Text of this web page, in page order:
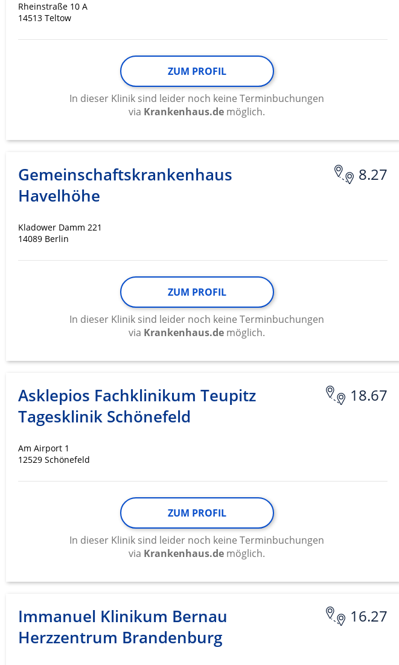
Rheinstraße 10 A
14513 Teltow
ZUM PROFIL
In dieser Klinik sind leider noch keine Terminbuchungen
via Krankenhaus.de möglich.
8.27
Gemeinschaftskrankenhaus
Havelhöhe
Kladower Damm 221
14089 Berlin
ZUM PROFIL
In dieser Klinik sind leider noch keine Terminbuchungen
via Krankenhaus.de möglich.
18.67
Asklepios Fachklinikum Teupitz
Tagesklinik Schönefeld
Am Airport 1
12529 Schönefeld
ZUM PROFIL
In dieser Klinik sind leider noch keine Terminbuchungen
via Krankenhaus.de möglich.
16.27
Immanuel Klinikum Bernau
Herzzentrum Brandenburg